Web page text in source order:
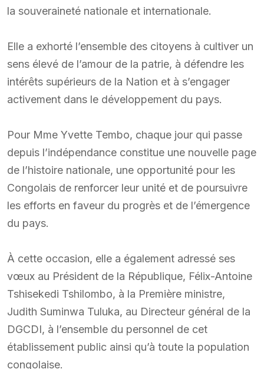
la souveraineté nationale et internationale.
Elle a exhorté l’ensemble des citoyens à cultiver un
sens élevé de l’amour de la patrie, à défendre les
intérêts supérieurs de la Nation et à s’engager
activement dans le développement du pays.
Pour Mme Yvette Tembo, chaque jour qui passe
depuis l’indépendance constitue une nouvelle page
de l’histoire nationale, une opportunité pour les
Congolais de renforcer leur unité et de poursuivre
les efforts en faveur du progrès et de l’émergence
du pays.
À cette occasion, elle a également adressé ses
vœux au Président de la République, Félix-Antoine
Tshisekedi Tshilombo, à la Première ministre,
Judith Suminwa Tuluka, au Directeur général de la
DGCDI, à l’ensemble du personnel de cet
établissement public ainsi qu’à toute la population
congolaise.